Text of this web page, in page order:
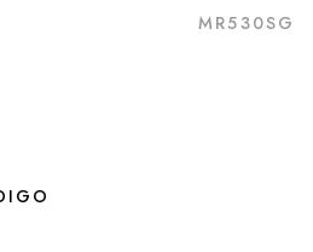
MR530SG